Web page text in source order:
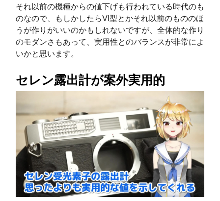
それ以前の機種からの値下げも行われている時代のも
のなので、もしかしたらVI型とかそれ以前のもののほ
うが作りがいいのかもしれないですが、全体的な作り
のモダンさもあって、実用性とのバランスが非常によ
いかと思います。
セレン露出計が案外実用的